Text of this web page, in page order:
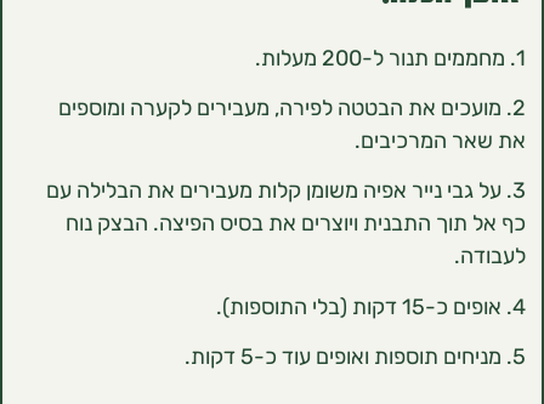
את הבטטה לפירה, מעבירים לקערה ומוספים
המרכיבים.
נייר אפיה משומן קלות מעבירים את הבלילה עם
התבנית ויוצרים את בסיס הפיצה. הבצק נוח